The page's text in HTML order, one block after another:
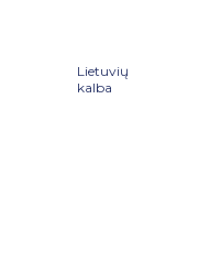
Lietuvių
kalba